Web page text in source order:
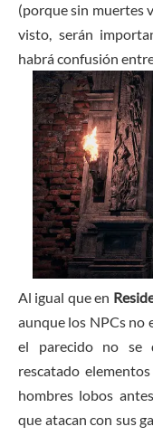
(porque sin muertes
visto, serán
habrá confusión
Al igual que en
aunque los NPCs no
el parecido no se
rescatado
hombres lobos
que atacan con sus